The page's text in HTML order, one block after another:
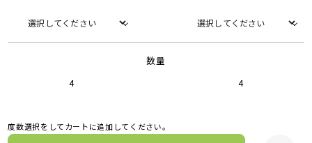
数量
4 4
度数選択をしてカートに追加してください。